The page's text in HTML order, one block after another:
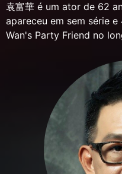
袁富華 é um ator de 62
apareceu em sem série
Wan's Party Friend no